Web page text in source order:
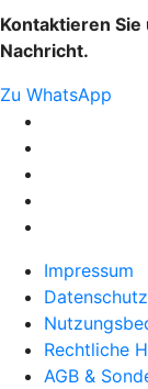
Kontaktieren
Nachricht.
Zu WhatsApp
Impressum
Datenschutz
Rechtliche
AGB &